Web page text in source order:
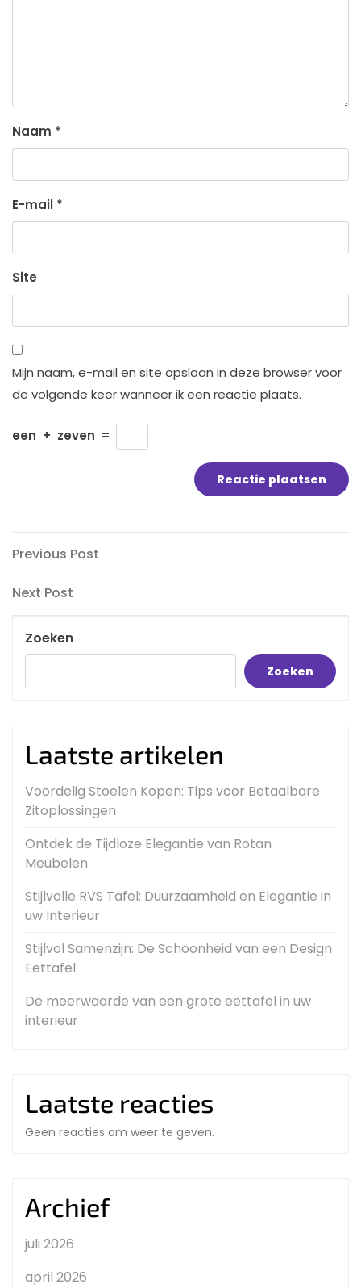
Naam *
E-mail *
Site
Mijn naam, e-mail en site opslaan in deze browser voor
de volgende keer wanneer ik een reactie plaats.
een + zeven =
Bericht
navigatie
Previous
Previous Post
Next
Next Post
Zoeken
Zoeken
Laatste artikelen
Voordelig Stoelen Kopen: Tips voor Betaalbare
Zitoplossingen
Ontdek de Tijdloze Elegantie van Rotan
Meubelen
Stijlvolle RVS Tafel: Duurzaamheid en Elegantie in
uw Interieur
Stijlvol Samenzijn: De Schoonheid van een Design
Eettafel
De meerwaarde van een grote eettafel in uw
interieur
Laatste reacties
Geen reacties om weer te geven.
Archief
juli 2026
april 2026